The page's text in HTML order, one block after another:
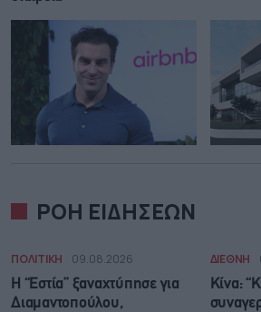
ΡΟΗ ΕΙΔΗΣΕΩΝ
ΠΟΛΙΤΙΚΗ 09.08.2026
Η “Εστία” ξαναχτύπησε για
Διαμαντοπούλου,
ΔΙΕΘΝΗ
Κίνα: